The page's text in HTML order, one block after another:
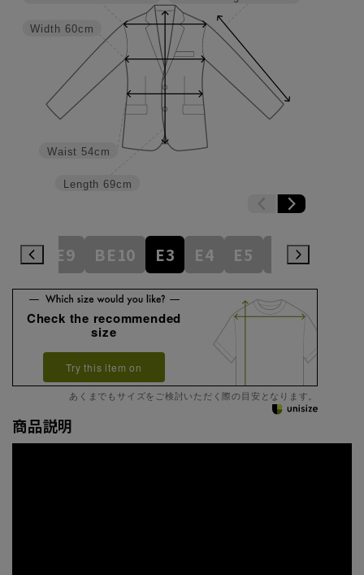
Length 69cm
Waist 54cm
Width 60cm
BE9 BE10 E3 E4 E5 E6
Check the recommended
size
Try this item on
あくまでもサイズをご検討いただく際の目安となります。
商品説明